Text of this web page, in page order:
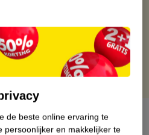
50.00
kaart
de beste online ervaring te
persoonlijker en makkelijker te